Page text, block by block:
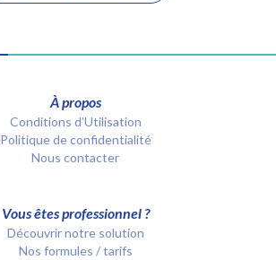
À propos
Conditions d’Utilisation
Politique de confidentialité
Nous contacter
Vous êtes professionnel ?
Découvrir notre solution
Nos formules / tarifs